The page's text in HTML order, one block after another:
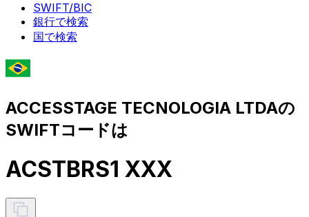
SWIFT/BIC
銀行で検索
国で検索
ACCESSTAGE TECNOLOGIA LTDAの
SWIFTコードは
ACSTBRS1 XXX